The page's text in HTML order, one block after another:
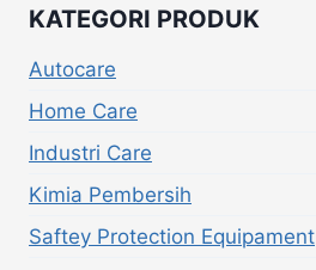
KATEGORI PRODUK
Autocare
Home Care
Industri Care
Kimia Pembersih
Saftey Protection Equipament